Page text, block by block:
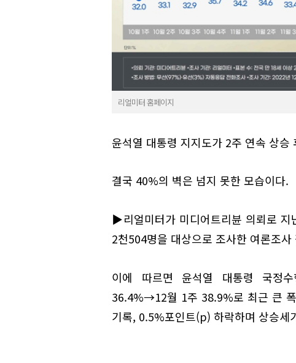
리얼미터 홈페이지
윤석열 대통령 지지도가 2주 연속 상승
결국 40%의 벽은 넘지 못한 모습이다.
▶리얼미터가 미디어트리뷴 의뢰로
2천504명을 대상으로 조사한 여론조
이에 따르면 윤석열 대통령 국정
36.4%→12월 1주 38.9%로 최근 큰
기록, 0.5%포인트(p) 하락하며 상승세